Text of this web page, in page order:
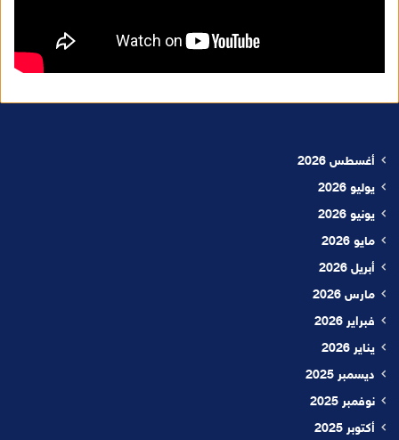
أغسطس 2026
يوليو 2026
يونيو 2026
مايو 2026
أبريل 2026
مارس 2026
فبراير 2026
يناير 2026
ديسمبر 2025
نوفمبر 2025
أكتوبر 2025